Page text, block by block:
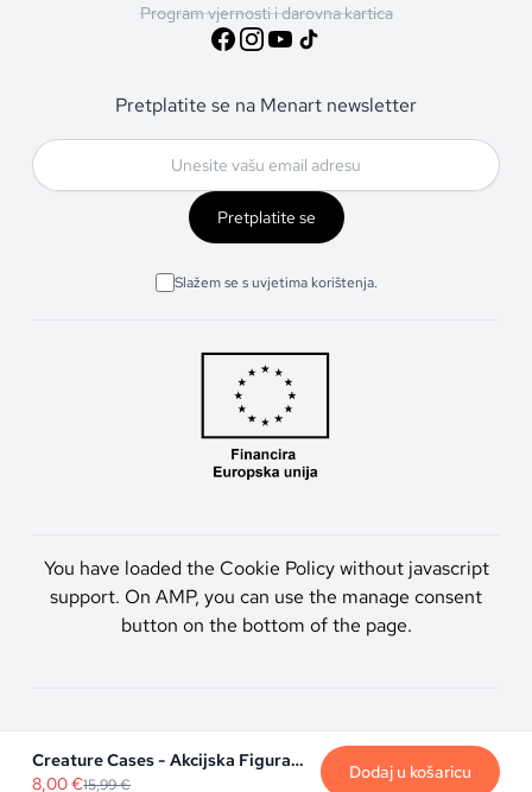
Creature Cases - Akcijska Figura 1Pk
8,00€15,99€
Dodaj u košaricu
Program vjernosti i darovna kartica
Pretplatite se na Menart newsletter
Pretplatite se
Slažem se s uvjetima korištenja.
You have loaded the Cookie Policy without javascript
support. On AMP, you can use the manage consent
button on the bottom of the page.
Artmen d.o.o. © 2026. Sva prava pridržana.